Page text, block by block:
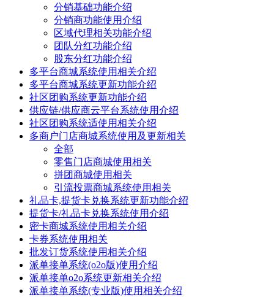
分销基础功能介绍
分销商功能使用介绍
区域代理相关功能介绍
团队分红功能介绍
股东分红功能介绍
多平台商城系统使用相关介绍
多平台商城系统更新功能介绍
社区团购系统更新功能介绍
供应链/供应商云平台系统使用介绍
社区团购系统适使用相关介绍
多商户门店商城系统使用及更新相关
全部
零售门店商城使用相关
拼团商城使用相关
引流投票商城系统使用相关
礼品卡,提货卡兑换系统更新功能介绍
提货卡/礼品卡兑换系统使用介绍
密卡商城系统使用相关介绍
卡券系统使用相关
批发订货系统使用相关介绍
派单接单系统(o2o版)使用介绍
派单接单o2o系统更新相关介绍
派单接单系统(专业版)使用相关介绍